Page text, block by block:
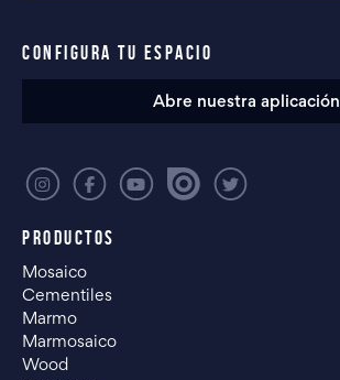
PRODUCTOS
Mosaico
Cementiles
Marmo
Marmosaico
Wood
CONFIGURA TU ESPACIO
Abre nuestra aplicación